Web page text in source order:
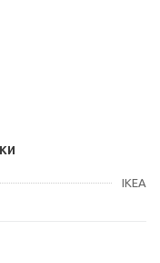
IKEA